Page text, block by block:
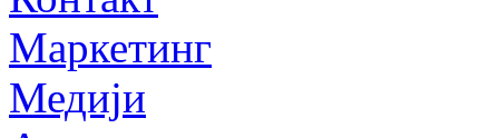
Маркетинг
Медији